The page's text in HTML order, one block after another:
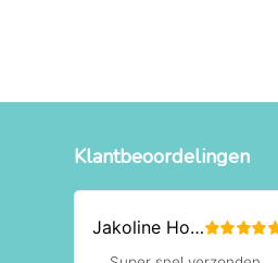
Klantbeoordelingen